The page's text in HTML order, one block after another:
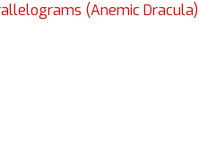
(Anemic Dracula)